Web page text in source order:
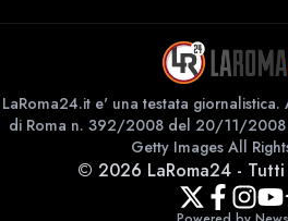
LaRoma24.it e' una testata
di Roma n. 392/2008 del 20/11/2008
Getty Images All
© 2026 LaRoma24-